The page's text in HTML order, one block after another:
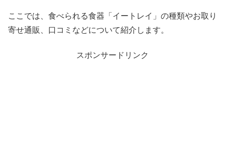
ここでは、食べられる食器「イートレイ」の種類やお取り
寄せ通販、口コミなどについて紹介します。
スポンサードリンク